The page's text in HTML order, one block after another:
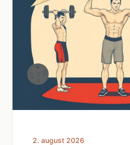
2. august 2026